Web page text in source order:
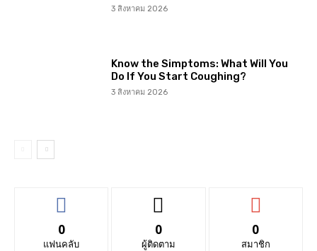
3 สิงหาคม 2026
Know the Simptoms: What Will You
Do If You Start Coughing?
3 สิงหาคม 2026
0
แฟนคลับ
0
ผู้ติดตาม
0
สมาชิก